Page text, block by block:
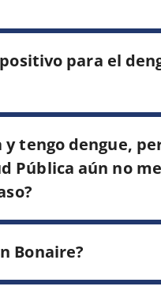
para el
tengo dengue,
Pública aún no
Bonaire?